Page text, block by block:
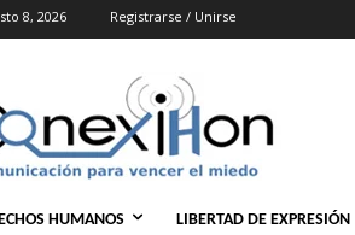
8, 2026 Registrarse / Unirse
HUMANOS LIBERTAD DE EXPRESIÓN